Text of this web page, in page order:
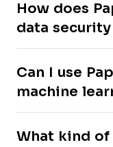
How does
data
Can I use
machine
What kind